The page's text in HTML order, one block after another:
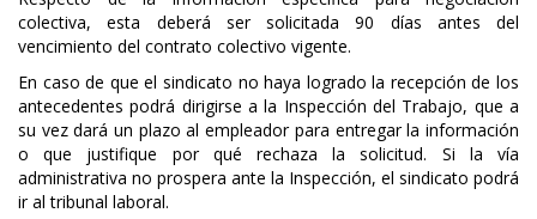
colectiva, esta deberá ser solicitada 90 días antes del
vencimiento del contrato colectivo vigente.
En caso de que el sindicato no haya logrado la recepción de los
antecedentes podrá dirigirse a la Inspección del Trabajo, que a
su vez dará un plazo al empleador para entregar la información
o que justifique por qué rechaza la solicitud. Si la vía
administrativa no prospera ante la Inspección, el sindicato podrá
ir al tribunal laboral.